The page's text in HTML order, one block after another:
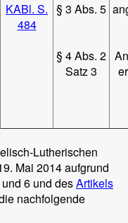
KABl. S.
484
§ 3 Abs. 5
§ 4 Abs. 2
Satz 3
Lutherischen
Mai 2014 aufgrund
6 und desArtikels
nachfolgende